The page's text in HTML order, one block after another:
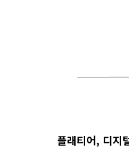
플래티어, 디지